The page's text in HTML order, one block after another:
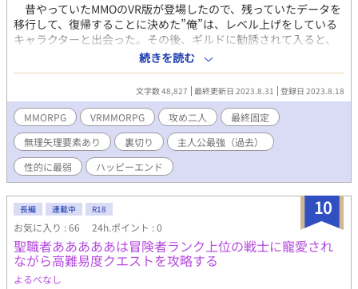
昔やっていたMMOのVR版が登場したので、残っていたデータを
移行して、復帰することに決めた”俺”は、レベル上げをしている
キャラクターと出会った。その後、ギルドに勧誘されて入ると、
性的に快楽漬けの日々が待っていた。そんなある日――ログアウ
ト不可のデス・ゲームに！※3Pがあるので、苦手な方はご注意く
ださい。※完結済み作品を手直ししながら投稿しています。
続きを読む
文字数 48,827 最終更新日 2023.8.31 登録日 2023.8.18
MMORPG VRMMORPG 攻め二人
最終固定
無理矢理要素あり
裏切り
主人公最強（過去）
性的に最弱
ハッピーエンド
10
長編 連載中 R18
お気に入り : 66 24h.ポイント : 0
聖職者あああああは冒険者ランク上位の戦士に寵愛され
ながら高難易度クエストを攻略する
よるべなし